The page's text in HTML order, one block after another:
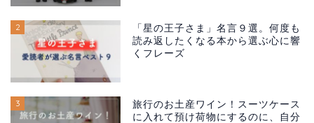
2
「星の王子さま」名言９選。何度も
読み返したくなる本から選ぶ心に響
くフレーズ
3
旅行のお土産ワイン！スーツケース
に入れて預け荷物にするのに、自分